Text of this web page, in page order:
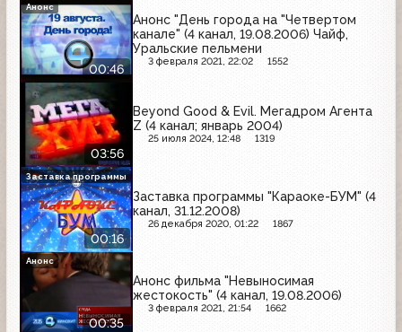
00:46
Анонс "День города на "Четвертом
канале" (4 канал, 19.08.2006) Чайф,
Уральские пельмени
3 февраля 2021, 22:02 1552
Анонс
03:56
Beyond Good & Evil. Мегадром Агента
Z (4 канал; январь 2004)
25 июля 2024, 12:48 1319
00:16
Заставка программы "Караоке-БУМ" (4
канал, 31.12.2008)
26 декабря 2020, 01:22 1867
Заставка программы
00:35
Анонс фильма "Невыносимая
жестокость" (4 канал, 19.08.2006)
3 февраля 2021, 21:54 1662
Анонс